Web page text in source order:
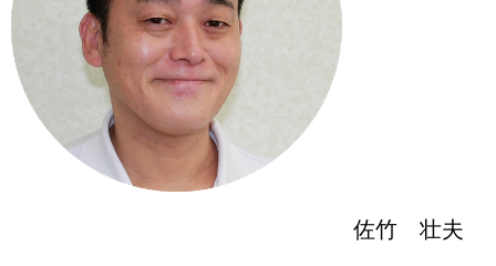
佐竹 壮夫